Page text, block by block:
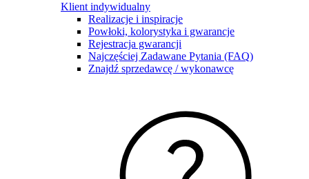
Klient indywidualny
Realizacje i inspiracje
Powłoki, kolorystyka i gwarancje
Rejestracja gwarancji
Najczęściej Zadawane Pytania (FAQ)
Znajdź sprzedawcę / wykonawcę